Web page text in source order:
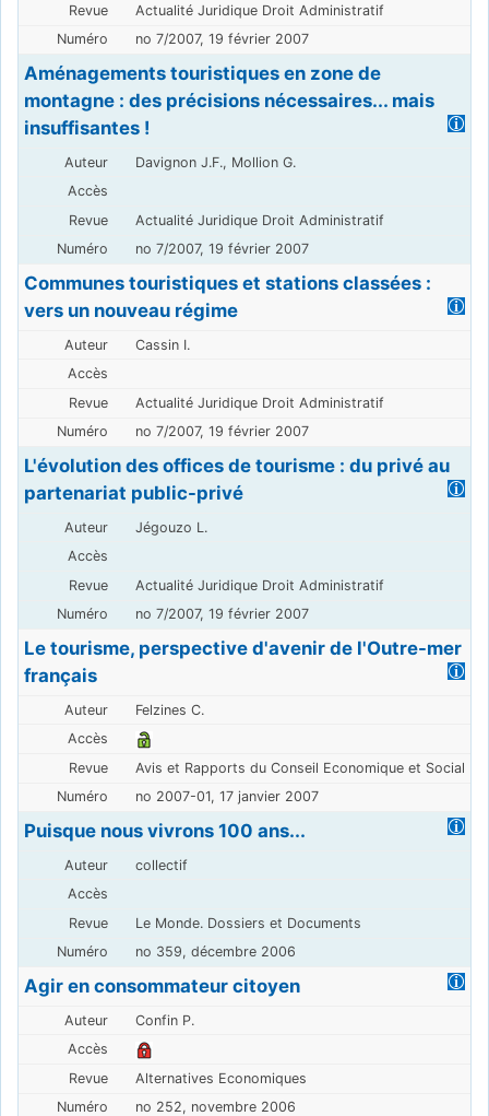
Actualité Juridique Droit Administratif
no 7/2007, 19 février 2007
Aménagements touristiques en zone de
montagne : des précisions nécessaires... mais
insuffisantes !
Davignon J.F., Mollion G.
Actualité Juridique Droit Administratif
no 7/2007, 19 février 2007
Communes touristiques et stations classées :
vers un nouveau régime
Cassin I.
Actualité Juridique Droit Administratif
no 7/2007, 19 février 2007
L'évolution des offices de tourisme : du privé au
partenariat public-privé
Jégouzo L.
Actualité Juridique Droit Administratif
no 7/2007, 19 février 2007
Le tourisme, perspective d'avenir de l'Outre-mer
français
Felzines C.
Avis et Rapports du Conseil Economique et Social
no 2007-01, 17 janvier 2007
Puisque nous vivrons 100 ans...
collectif
Le Monde. Dossiers et Documents
no 359, décembre 2006
Agir en consommateur citoyen
Confin P.
Alternatives Economiques
no 252, novembre 2006